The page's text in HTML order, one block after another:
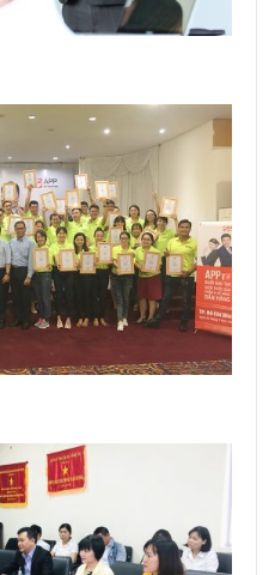
with
caption:
with
caption: